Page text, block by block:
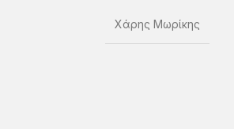
Χάρης Μωρίκης